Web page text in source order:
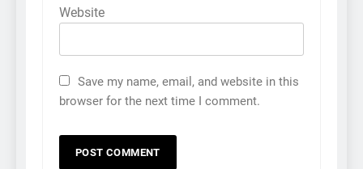
Website
Save my name, email, and website in this
browser for the next time I comment.